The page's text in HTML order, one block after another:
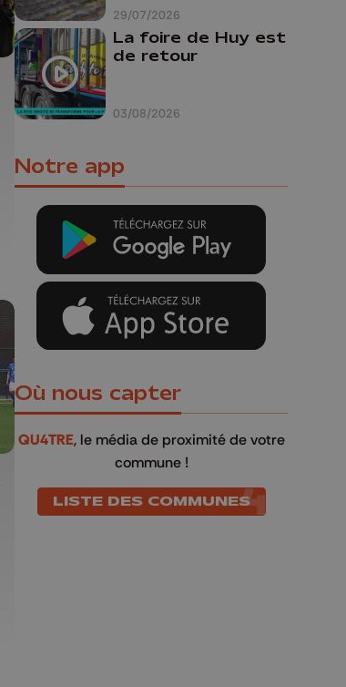
29/07/2026
Belgique : "Un
incendie comme en
Gironde ne pourrait
pas avoir lieu chez
03/08/2026
La foire de Huy est
de retour
Notre app
Où nous capter
QU4TRE, le média de proximité de votre
commune !
LISTE DES COMMUNES